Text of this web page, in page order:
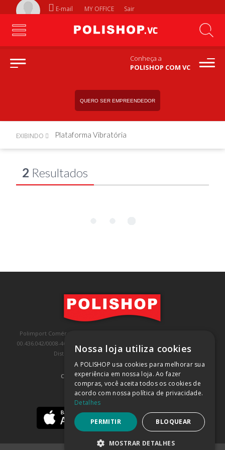
E-mail MY OFFICE Sair
Conheça a
POLISHOP COM VC
QUERO SER EMPREENDEDOR
EXIBINDO Plataforma Vibratória
2 Resultados
Polimport Comércio e Exportação LTDA, inscrita no CNPJ/MF sob o nº
00.436.042/0008-46, IE 407.458.707.103, com sede na Rua Kanebo, nº 175,
Distrito Industrial, Jundiaí/SP, CEP: 13213-090
COMPRA 100% SEGURA (SAIBA MAIS)
BAIXE NOSSO APP
Nossa loja utiliza cookies
A POLISHOP usa cookies para melhorar sua
experiência em nossa loja. Ao fazer
compras, você aceita todos os cookies de
acordo com nossa política de privacidade.
Detalhes
PERMITIR BLOQUEAR
MOSTRAR DETALHES